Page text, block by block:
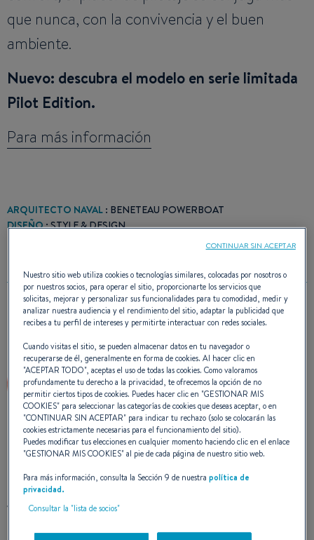
que nunca, con la convivencia y el buen
ambiente.
Nuevo: descubra el modelo en serie limitada
Pilot Edition.
Para más información
ARQUITECTO NAVAL : BENETEAU POWERBOAT
DISEÑO: STYLE & DESIGN
PREMIO(S)
VER EL VÍDEO
Nuestro sitio web utiliza cookies o tecnologías similares, colocadas por nosotros o
por nuestros socios, para operar el sitio, proporcionarte los servicios que
solicitas, mejorar y personalizar sus funcionalidades para tu comodidad, medir y
analizar nuestra audiencia y el rendimiento del sitio, adaptar la publicidad que
recibes a tu perfil de intereses y permitirte interactuar con redes sociales.
Cuando visitas el sitio, se pueden almacenar datos en tu navegador o
recuperarse de él, generalmente en forma de cookies. Al hacer clic en
"ACEPTAR TODO", aceptas el uso de todas las cookies. Como valoramos
profundamente tu derecho a la privacidad, te ofrecemos la opción de no
permitir ciertos tipos de cookies. Puedes hacer clic en "GESTIONAR MIS
COOKIES" para seleccionar las categorías de cookies que deseas aceptar, o en
"CONTINUAR SIN ACEPTAR" para indicar tu rechazo (solo se colocarán las
cookies estrictamente necesarias para el funcionamiento del sitio).
Puedes modificar tus elecciones en cualquier momento haciendo clic en el enlace
"GESTIONAR MIS COOKIES" al pie de cada página de nuestro sitio web.
Para más información, consulta la Sección 9 de nuestrapolítica de
privacidad.
Consultar la "lista de socios"
CONTINUAR SIN ACEPTAR